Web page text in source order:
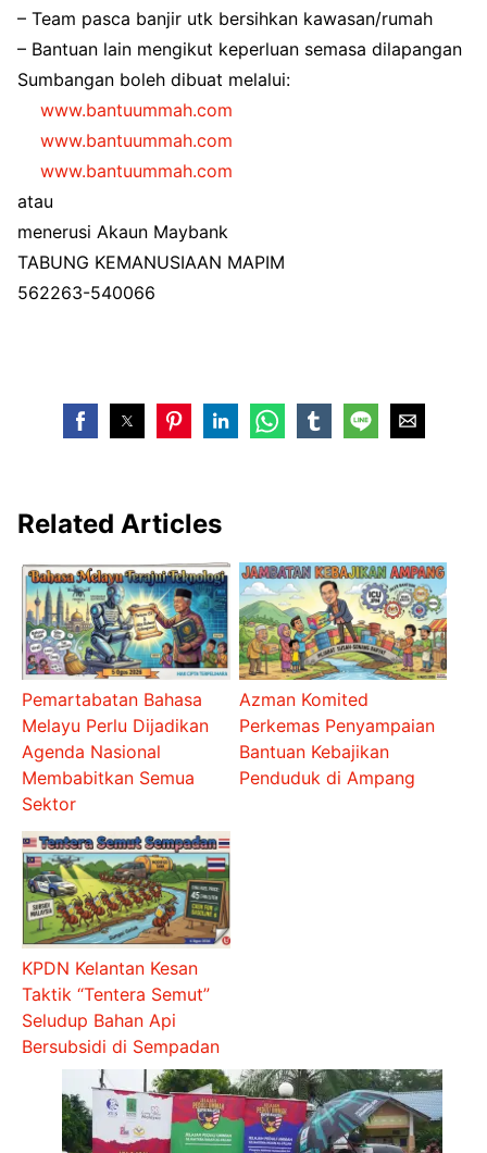
– Team pasca banjir utk bersihkan kawasan/rumah
– Bantuan lain mengikut keperluan semasa dilapangan
Sumbangan boleh dibuat melalui:
www.bantuummah.com
www.bantuummah.com
www.bantuummah.com
atau
menerusi Akaun Maybank
TABUNG KEMANUSIAAN MAPIM
562263-540066
Related Articles
Pemartabatan Bahasa
Melayu Perlu Dijadikan
Agenda Nasional
Membabitkan Semua
Sektor
Azman Komited
Perkemas Penyampaian
Bantuan Kebajikan
Penduduk di Ampang
KPDN Kelantan Kesan
Taktik “Tentera Semut”
Seludup Bahan Api
Bersubsidi di Sempadan